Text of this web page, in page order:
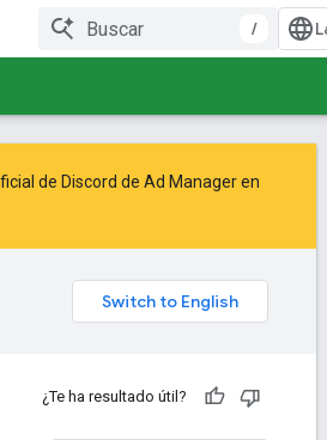
/
de Discord de Ad Manager en
¿Te ha resultado útil?